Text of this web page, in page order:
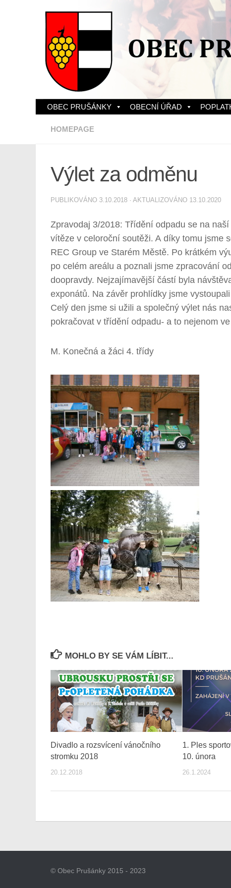
Skip to content
OBEC PRUŠÁNKY OBECNÍ ÚŘAD
HOMEPAGE
Výlet za odměnu
PUBLIKOVÁNO 3.10.2018 · AKTUALIZOVÁNO 13.10.2020
Zpravodaj 3/2018: Třídění odpadu se na
vítěze v celoroční soutěži. A díky tomu jsme
REC Group ve Starém Městě. Po krátkém
po celém areálu a poznali jsme zpracování
doopravdy. Nejzajímavější částí byla
exponátů. Na závěr prohlídky jsme
Celý den jsme si užili a společný výlet nás
pokračovat v třídění odpadu- a to nejenom
M. Konečná a žáci 4. třídy
MOHLO BY SE VÁM LÍBIT...
Divadlo a rozsvícení vánočního
stromku 2018
20.12.2018
1. Ples
10. února
26.1.2024
© Obec Prušánky 2015 - 2023